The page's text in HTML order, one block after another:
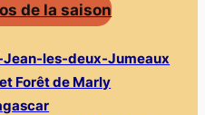
de la saison
les-deux-Jumeaux
Forêt de Marly